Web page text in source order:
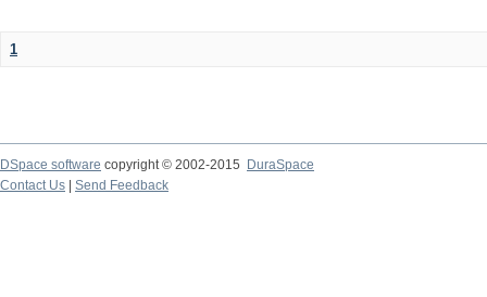
1
DSpace software copyright © 2002-2015
DuraSpace
Contact Us
Send Feedback